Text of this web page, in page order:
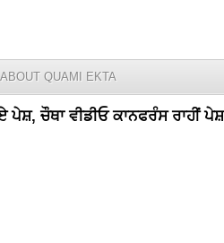
ABOUT QUAMI EKTA
ਚੌਥਾ ਵੀਡੀਓ ਕਾਨਫਰੰਸ ਰਾਹੀਂ ਪੇਸ਼